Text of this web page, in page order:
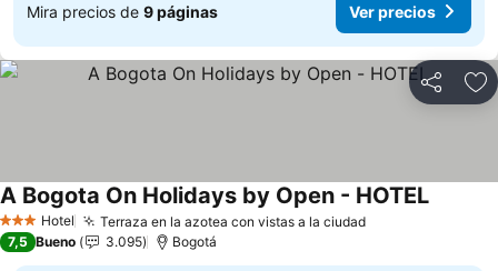
Mira precios de 9 páginas Ver precios
Compartir
3 Estrellas
Hotel Terraza en la azotea con vistas a la ciudad
A Bogota On Holidays by Open - HOTEL
7,5 Bueno 3.095 Bogotá